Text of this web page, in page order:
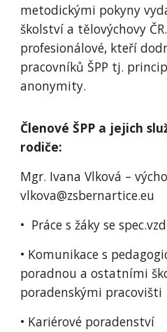
metodickými pokyny
školství a tělovýchovy
profesionálové, kteří
pracovníků ŠPP tj.
anonymity.
Členové ŠPP a jejich
rodiče:
Mgr. Ivana Vlková –
vlkova@zsbernartice.eu
• Práce s žáky se
• Komunikace s
poradnou a ostatními
poradenskými pracovišti
• Kariérové poradenství